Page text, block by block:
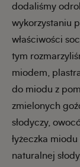
dodaliśmy
wykorzystaniu
właściwości
tym
miodem,
do miodu z
zmielonych
słodyczy,
łyżeczka
naturalnej